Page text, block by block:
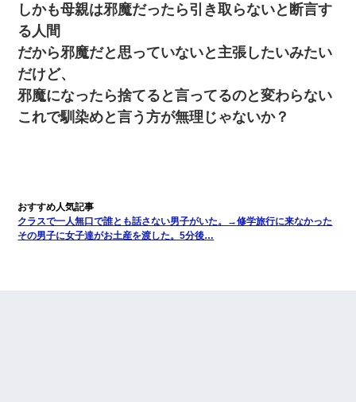
しかも母親は邪魔だったら引き取らないと断言す
る人間
だから邪魔だと思っていないと主張したいみたい
だけど、
邪魔になったら捨てると言ってるのと変わらない
これで馴染めと言う方が無理じゃないか？
クラスで一人無口で誰とも話さない男子がいた。→修学旅行に来なかった
その男子に女子達がお土産を渡した。5分後…